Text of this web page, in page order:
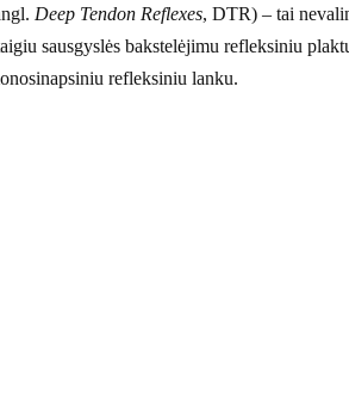
Deep Tendon Reflexes, DTR) – tai
sausgyslės bakstelėjimu refleksiniu
refleksiniu lanku.